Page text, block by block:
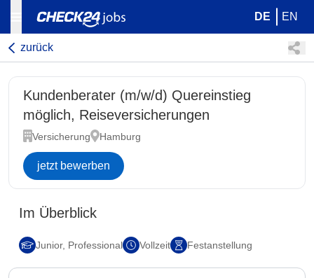
DE EN
zurück
Kundenberater (m/w/d) Quereinstieg
möglich, Reiseversicherungen
Versicherung Hamburg
jetzt bewerben
Im Überblick
Junior, Professional Vollzeit Festanstellung